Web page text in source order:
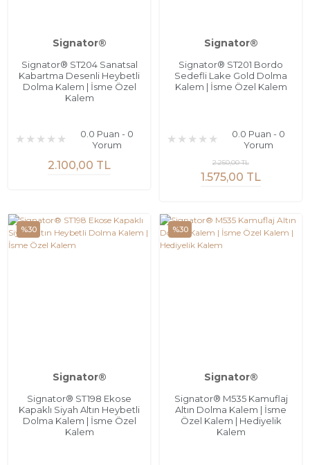
Signator®
Signator® ST204 Sanatsal
Kabartma Desenli Heybetli
Dolma Kalem | İsme Özel
Kalem
0.0 Puan - 0
Yorum
2.100,00 TL
Signator®
Signator® ST201 Bordo
Sedefli Lake Gold Dolma
Kalem | İsme Özel Kalem
0.0 Puan - 0
Yorum
1.575,00 TL
2.250,00 TL
%30
Signator®
Signator® ST198 Ekose
Kapaklı Siyah Altın Heybetli
Dolma Kalem | İsme Özel
Kalem
%30
Signator®
Signator® M535 Kamuflaj
Altın Dolma Kalem | İsme
Özel Kalem | Hediyelik
Kalem